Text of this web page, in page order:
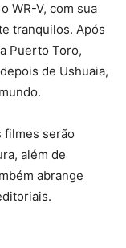
WR-V, com sua
tranquilos. Após
Puerto Toro,
de Ushuaia,
filmes serão
além de
abrange